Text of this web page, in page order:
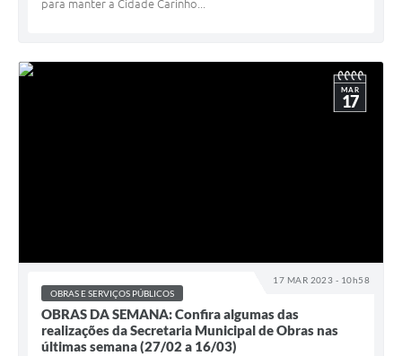
para manter a Cidade Carinho...
17 MAR 2023 - 10h58
MAR
17
OBRAS E SERVIÇOS PÚBLICOS
OBRAS DA SEMANA: Confira algumas das
realizações da Secretaria Municipal de Obras nas
últimas semana (27/02 a 16/03)